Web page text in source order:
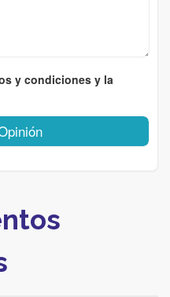
y condiciones y la